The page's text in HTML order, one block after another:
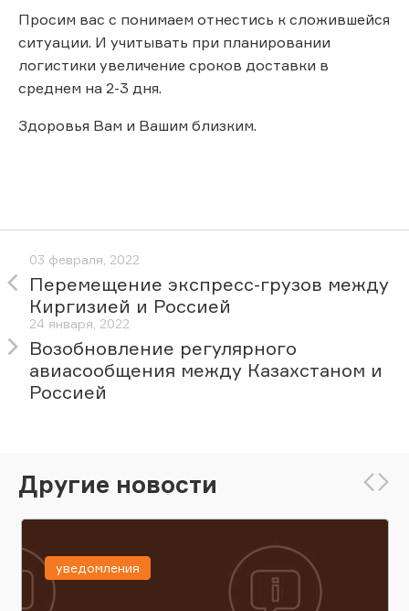
Просим вас с понимаем отнестись к сложившейся
ситуации. И учитывать при планировании
логистики увеличение сроков доставки в
среднем на 2-3 дня.
Здоровья Вам и Вашим близким.
03 февраля, 2022
Перемещение экспресс-грузов между
Киргизией и Россией
24 января, 2022
Возобновление регулярного
авиасообщения между Казахстаном и
Россией
Другие новости
уведомления